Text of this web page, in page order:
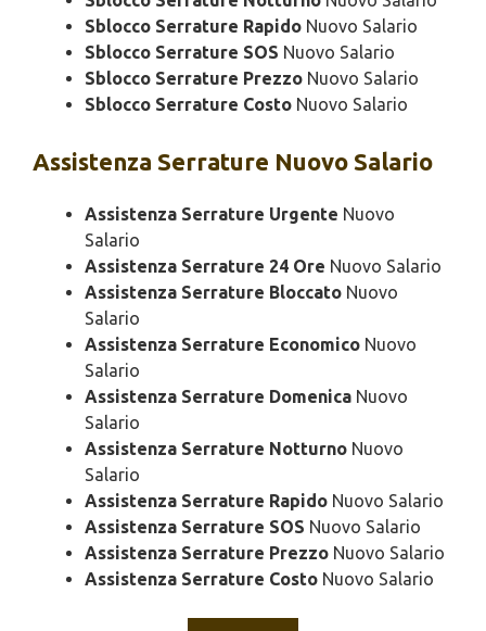
Sblocco Serrature Rapido Nuovo Salario
Sblocco Serrature SOS Nuovo Salario
Sblocco Serrature Prezzo Nuovo Salario
Sblocco Serrature Costo Nuovo Salario
Assistenza Serrature Nuovo Salario
Assistenza Serrature Urgente Nuovo
Salario
Assistenza Serrature 24 Ore Nuovo Salario
Assistenza Serrature Bloccato Nuovo
Salario
Assistenza Serrature Economico Nuovo
Salario
Assistenza Serrature Domenica Nuovo
Salario
Assistenza Serrature Notturno Nuovo
Salario
Assistenza Serrature Rapido Nuovo Salario
Assistenza Serrature SOS Nuovo Salario
Assistenza Serrature Prezzo Nuovo Salario
Assistenza Serrature Costo Nuovo Salario